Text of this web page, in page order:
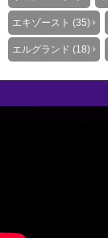
エキゾースト (35)
エルグランド (18)